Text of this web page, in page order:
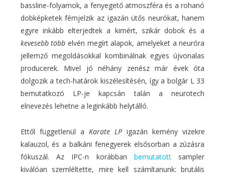
bassline-folyamok, a fenyegető atmoszféra és a rohanó
dobképketek fémjelzik az igazán ütős neurókat, hanem
egyre inkább elterjedtek a kimért, szikár dobok és a
kevesebb több elvén megírt alapok, amelyeket a neuróra
jellemző megoldásokkal kombinálnak egyes újvonalas
producerek. Mivel jó néhány zenész már évek óta
dolgozik a tech-határok kiszélesítésén, így a bolgár L 33
bemutatkozó LP-je kapcsán talán a neurotech
elnevezés lehetne a leginkább helytálló.
Ettől függetlenül a Karate LPigazán kemény vizekre
kalauzol, és a balkáni fenegyerek elsősorban a zúzásra
fókuszál. Az IPC-n korábbanbemutatott sampler
kiválóan szemléltette, mire kell számítanunk: brutális